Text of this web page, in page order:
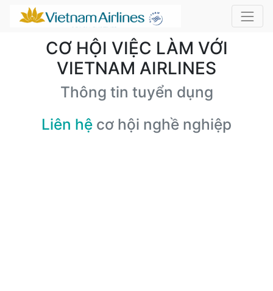
CƠ HỘI VIỆC LÀM VỚI
VIETNAM AIRLINES
Thông tin tuyển dụng
Liên hệ cơ hội nghề nghiệp